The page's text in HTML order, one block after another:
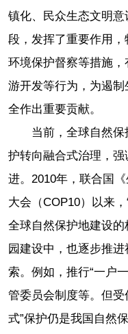
镇化、民众生态文明
段，发挥了重要作用，
环境保护督察等措施
游开发等行为，为遏
全作出重要贡献。
当前，全球自然保
护转向融合式治理，
进。2010年，联合国
大会（COP10）以来
全球自然保护地建设
园建设中，也逐步推
索。例如，推行“一户
管委员会制度等。但
式”保护仍是我国自然